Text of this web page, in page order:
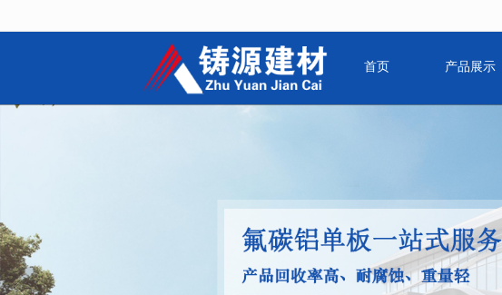
首页 产品展示